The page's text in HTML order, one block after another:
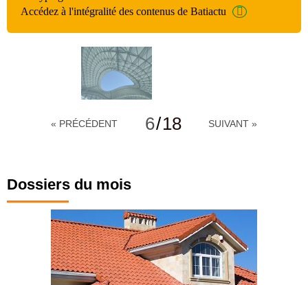
Accédez à l'intégralité des contenus de Batiactu
« PRÉCÉDENT 6/18 SUIVANT »
Dossiers du mois